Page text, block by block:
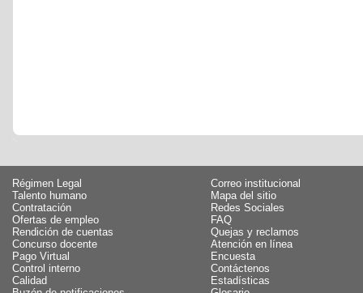
Régimen Legal
Talento humano
Contratación
Ofertas de empleo
Rendición de cuentas
Concurso docente
Pago Virtual
Control interno
Calidad
Correo institucional
Mapa del sitio
Redes Sociales
FAQ
Quejas y reclamos
Atención en línea
Encuesta
Contáctenos
Estadísticas